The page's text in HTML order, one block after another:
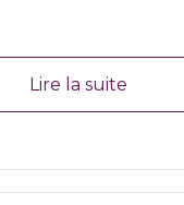
Lire la suite